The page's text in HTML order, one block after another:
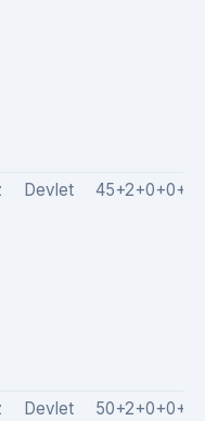
Devlet 45+2+0+0+0
Devlet 50+2+0+0+0